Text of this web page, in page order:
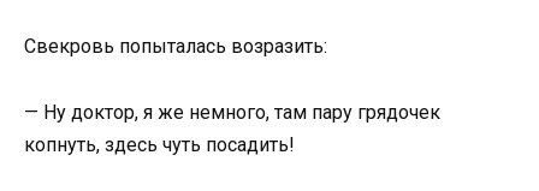
Свекровь попыталась возразить:
— Ну доктор, я же немного, там пару грядочек
копнуть, здесь чуть посадить!